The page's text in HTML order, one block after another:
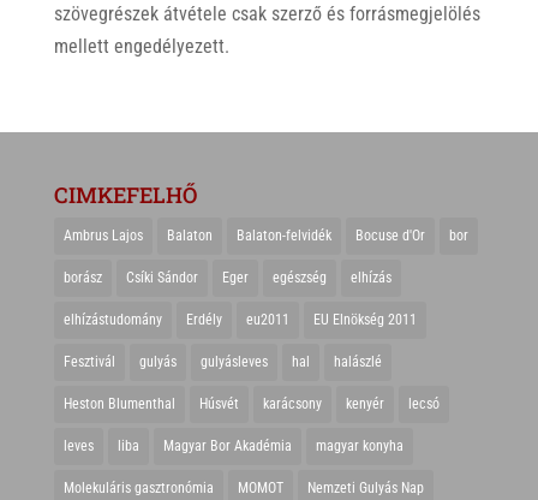
szövegrészek átvétele csak szerző és forrásmegjelölés
mellett engedélyezett.
CIMKEFELHŐ
Ambrus Lajos Balaton Balaton-felvidék Bocuse d'Or bor
borász Csíki Sándor Eger egészség elhízás
elhízástudomány Erdély eu2011 EU Elnökség 2011
Fesztivál gulyás gulyásleves hal halászlé
Heston Blumenthal Húsvét karácsony kenyér lecsó
leves liba Magyar Bor Akadémia magyar konyha
Molekuláris gasztronómia MOMOT Nemzeti Gulyás Nap